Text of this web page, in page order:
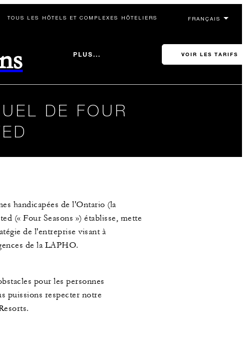
TOUS LES HÔTELS ET COMPLEXES HÔTELIERS
PLUS... VOIR LES TARIFS
DE FOUR
handicapées de l'Ontario (la
(« Four Seasons ») établisse, mette
de l'entreprise visant à
de la LAPHO.
pour les personnes
puissions respecter notre